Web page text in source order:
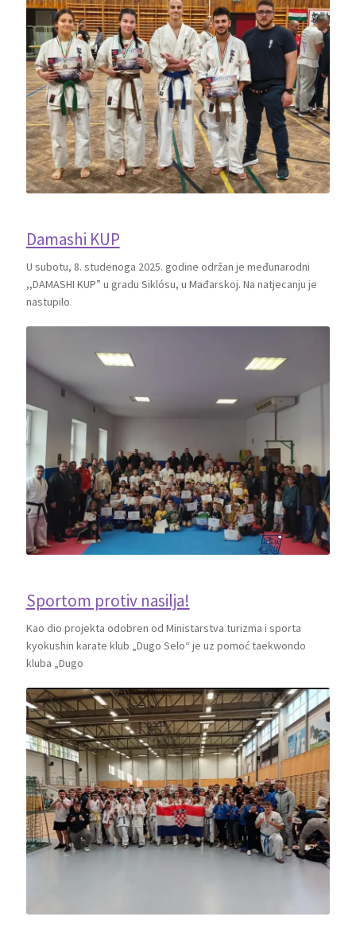
Damashi KUP
U subotu, 8. studenoga 2025. godine održan je međunarodni
,,DAMASHI KUP” u gradu Siklósu, u Mađarskoj. Na natjecanju je
nastupilo
Sportom protiv nasilja!
Kao dio projekta odobren od Ministarstva turizma i sporta
kyokushin karate klub „Dugo Selo“ je uz pomoć taekwondo
kluba „Dugo